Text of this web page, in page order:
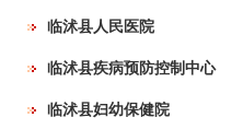
临沭县人民医院
临沭县疾病预防控制中心
临沭县妇幼保健院